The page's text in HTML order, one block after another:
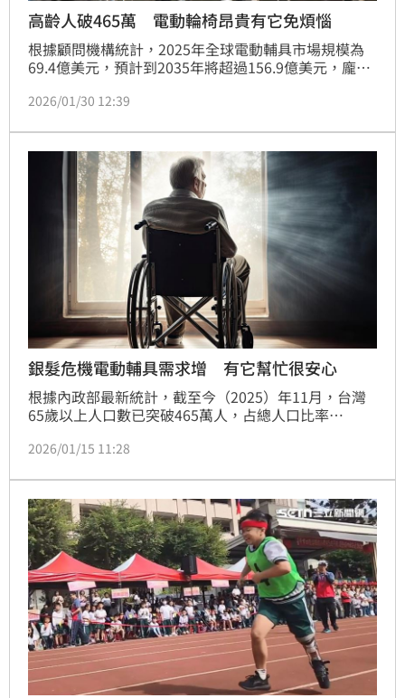
高齡人破465萬 電動輪椅昂貴有它免煩惱
根據顧問機構統計，2025年全球電動輔具市場規模為
69.4億美元，預計到2035年將超過156.9億美元，龐大
動輔具技術的快速進步。面對人口結構劇變，如何保障
產險看準銀髮族與身心障礙族群對於行動輔具的需求，
領先業界首創「個人電動行動輔具綜合保險」，打造全
台首張專為電動輔具量身設計的保險方案，透過保險保
障為銀髮族與身心障礙族群降低風險，成為高齡社會的
安全屏障。
2026/01/30 12:39
銀髮危機電動輔具需求增 有它幫忙很安心
根據內政部最新統計，截至今（2025）年11月，台灣
65歲以上人口數已突破465萬人，占總人口比率
關，並預估至2070年老年人口將逼近總人口5成。面對
界亟需重視的課題。國泰產險看準銀髮族與身心障礙族
群對於行動輔具的需求，領先業界首創「個人電動行動
輔具綜合保險」，打造全台首張專為電動輔具量身設計
的保險方案，透過保險保障為銀髮族與身心障礙族群降
低風險，成為高齡社會的安全屏障。
2026/01/15 11:28